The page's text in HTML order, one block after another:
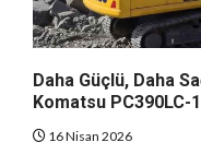
Daha Güçlü, Daha
Komatsu PC390LC-
16 Nisan 2026